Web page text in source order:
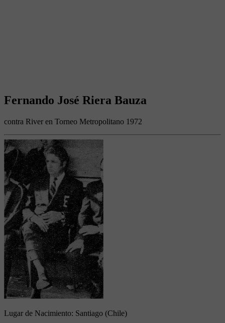
Fernando José Riera Bauza
contra River en Torneo Metropolitano 1972
Lugar de Nacimiento: Santiago (Chile)